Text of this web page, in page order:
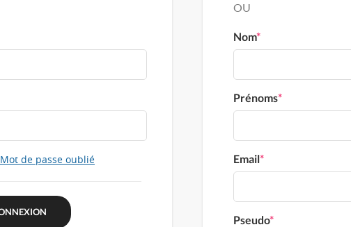
Mot de passe oublié
OU
Nom*
Prénoms*
Email*
Pseudo*